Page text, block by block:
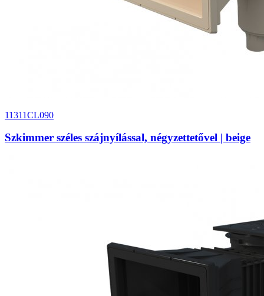
11311CL090
Szkimmer széles szájnyílással, négyzettetővel | beige